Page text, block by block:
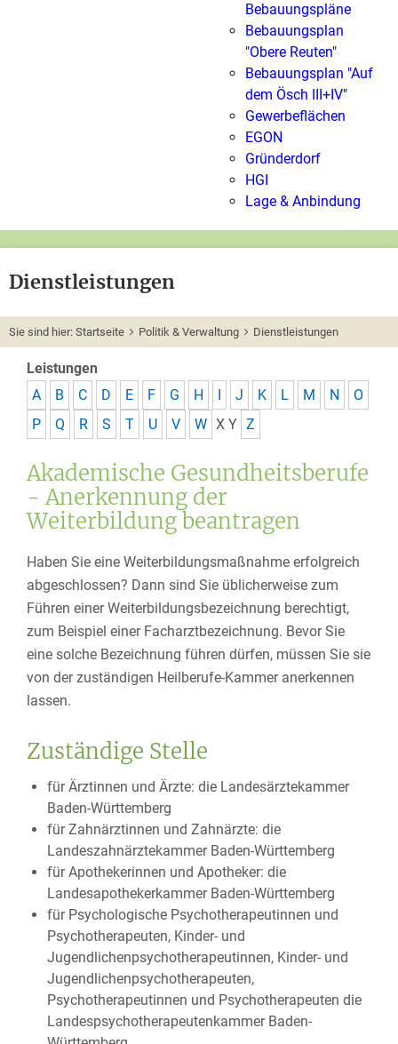
Bebauungspläne
Bebauungsplan
"Obere Reuten"
Bebauungsplan "Auf
dem Ösch III+IV"
Gewerbeflächen
EGON
Gründerdorf
HGI
Lage & Anbindung
Dienstleistungen
Sie sind hier: Startseite Politik & Verwaltung Dienstleistungen
Leistungen
A
B C D E F G H I J K L M N
O
P
Q R S T U V W X Y Z
Akademische Gesundheitsberufe
- Anerkennung der
Weiterbildung beantragen
Haben Sie eine Weiterbildungsmaßnahme erfolgreich
abgeschlossen? Dann sind Sie üblicherweise zum
Führen einer Weiterbildungsbezeichnung berechtigt,
zum Beispiel einer Facharztbezeichnung. Bevor Sie
eine solche Bezeichnung führen dürfen, müssen Sie sie
von der zuständigen Heilberufe-Kammer anerkennen
lassen.
Zuständige Stelle
für Ärztinnen und Ärzte: die Landesärztekammer
Baden-Württemberg
für Zahnärztinnen und Zahnärzte: die
Landeszahnärztekammer Baden-Württemberg
für Apothekerinnen und Apotheker: die
Landesapothekerkammer Baden-Württemberg
für Psychologische Psychotherapeutinnen und
Psychotherapeuten, Kinder- und
Jugendlichenpsychotherapeutinnen, Kinder- und
Jugendlichenpsychotherapeuten,
Psychotherapeutinnen und Psychotherapeuten die
Landespsychotherapeutenkammer Baden-